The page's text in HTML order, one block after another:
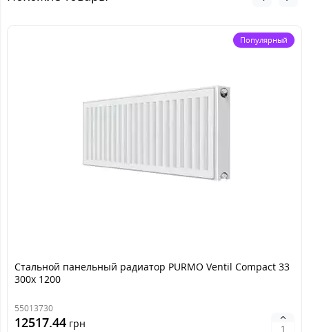
Популярный
Стальной панельный радиатор PURMO Ventil Compact 33
300х 1200
55013730
12517.44 грн